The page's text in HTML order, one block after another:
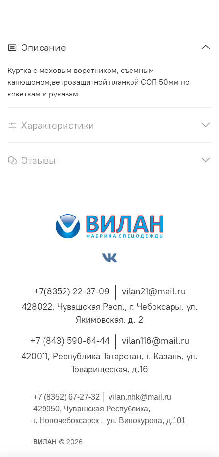
Описание
Куртка с меховым воротником, съемным
капюшоном,ветрозащитной планкой СОП 50мм по
кокеткам и рукавам.
Характеристики
Отзывы
+7(8352) 22-37-09
vilan21@mail.ru
428022, Чувашская Респ., г. Чебоксары, ул.
Якимовская, д. 2
+7 (843) 590-64-44
vilan116@mail.ru
420011, Республика Татарстан, г. Казань, ул.
Товарищеская, д.16
+7 (8352) 67-27-32 │ vilan.nhk@mail.ru
429950, Чувашская Республика,
г. Новочебоксарск , ул. Винокурова, д.101
ВИЛАН © 2026